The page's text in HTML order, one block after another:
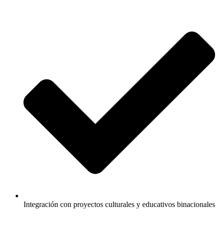
Integración con proyectos culturales y educativos binacionales